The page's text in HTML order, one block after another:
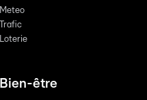
Meteo
Trafic
Loterie
Bien-être